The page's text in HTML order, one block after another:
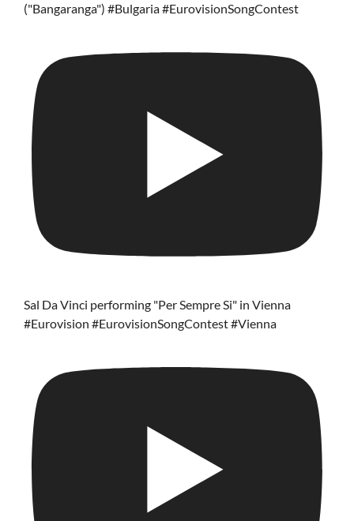
("Bangaranga") #Bulgaria #EurovisionSongContest
Sal Da Vinci performing "Per Sempre Si" in Vienna
#Eurovision #EurovisionSongContest #Vienna